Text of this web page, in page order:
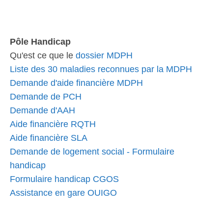
Pôle Handicap
Qu'est ce que le dossier MDPH
Liste des 30 maladies reconnues par la MDPH
Demande d'aide financière MDPH
Demande de PCH
Demande d'AAH
Aide financière RQTH
Aide financière SLA
Demande de logement social - Formulaire
handicap
Formulaire handicap CGOS
Assistance en gare OUIGO